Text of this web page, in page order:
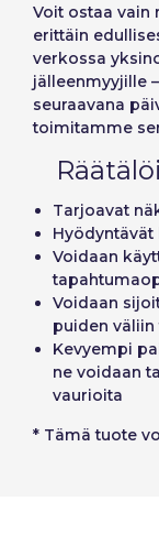
Voit ostaa vain
erittäin
verkossa
jälleenmyyjille
seuraavana
toimitamme
Tarjoavat
Voidaan
Voidaan
puiden
Kevyempi
ne voidaan
vaurioita
* Tämä tuote